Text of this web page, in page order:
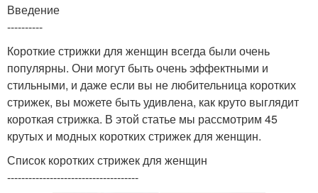
Введение
----------
Короткие стрижки для женщин всегда были очень
популярны. Они могут быть очень эффектными и
стильными, и даже если вы не любительница коротких
стрижек, вы можете быть удивлена, как круто выглядит
короткая стрижка. В этой статье мы рассмотрим 45
крутых и модных коротких стрижек для женщин.
Список коротких стрижек для женщин
-------------------------------------